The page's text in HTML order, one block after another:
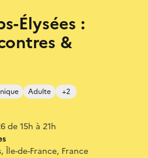
Élysées :
&
Adulte +2
de 15h à 21h
Île-de-France, France